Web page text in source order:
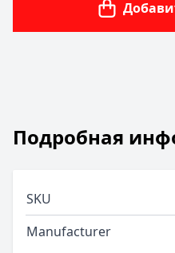
Подробная
SKU
Manufacturer